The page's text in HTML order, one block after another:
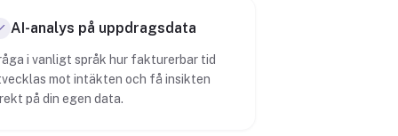
AI-analys på uppdragsdata
i vanligt språk hur fakturerbar tid
mot intäkten och få insikten
på din egen data.